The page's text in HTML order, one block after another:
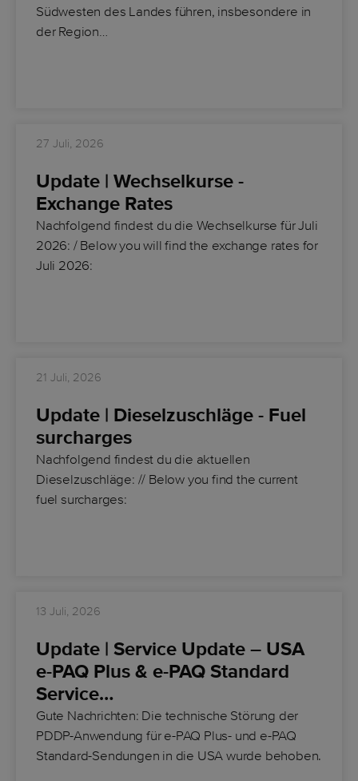
Südwesten des Landes führen, insbesondere in
der Region…
27 Juli, 2026
Update | Wechselkurse -
Exchange Rates
Nachfolgend findest du die Wechselkurse für Juli
2026: / Below you will find the exchange rates for
Juli 2026:
21 Juli, 2026
Update | Dieselzuschläge - Fuel
surcharges
Nachfolgend findest du die aktuellen
Dieselzuschläge: // Below you find the current
fuel surcharges:
13 Juli, 2026
Update | Service Update – USA
e-PAQ Plus & e-PAQ Standard
Service…
Gute Nachrichten: Die technische Störung der
PDDP-Anwendung füre-PAQ Plus- und e-PAQ
Standard-Sendungen in die USA wurde behoben.